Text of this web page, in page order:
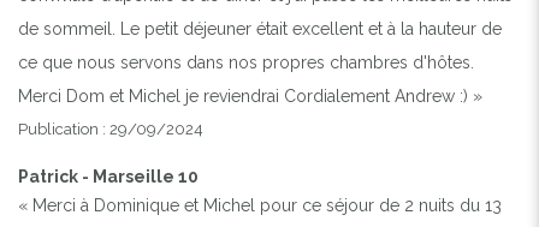
de sommeil. Le petit déjeuner était excellent et à la hauteur de
ce que nous servons dans nos propres chambres d'hôtes.
Merci Dom et Michel je reviendrai Cordialement Andrew :) »
Publication : 29/09/2024
Patrick - Marseille 10
« Merci à Dominique et Michel pour ce séjour de 2 nuits du 13